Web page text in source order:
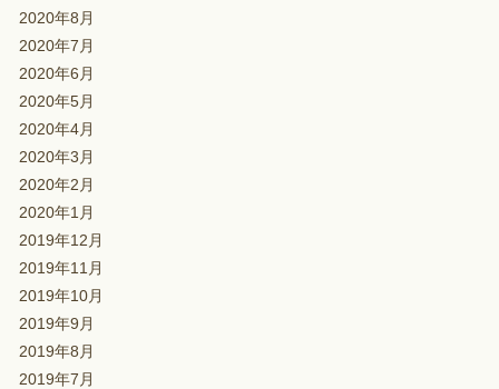
2020年8月
2020年7月
2020年6月
2020年5月
2020年4月
2020年3月
2020年2月
2020年1月
2019年12月
2019年11月
2019年10月
2019年9月
2019年8月
2019年7月